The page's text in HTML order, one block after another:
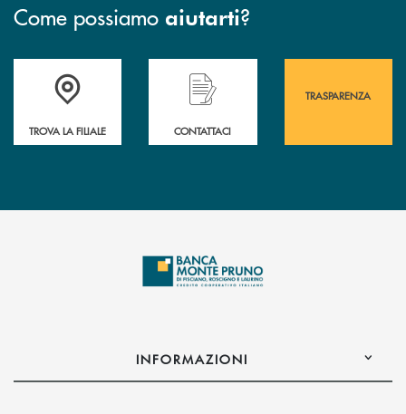
Come possiamo aiutarti?
Accedi all' elenco completo&nbsp; delle&nbsp; filiali&nbsp; di Banca
TROVA LA FILIALE
Hai bisogno di assistenza immediata?
CONTATTACI
TRASPARENZA
INFORMAZIONI